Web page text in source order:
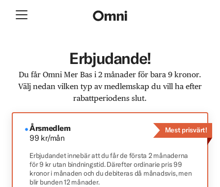
Erbjudande!
Du får Omni Mer Bas i 2 månader för bara 9 kronor.
Välj nedan vilken typ av medlemskap du vill ha efter
rabattperiodens slut.
Årsmedlem
99 kr/mån
Erbjudandet innebär att du får de första 2 månaderna
för 9 kr utan bindningstid. Därefter ordinarie pris 99
kronor i månaden och du debiteras då månadsvis, men
blir bunden 12 månader.
Mest prisvärt!